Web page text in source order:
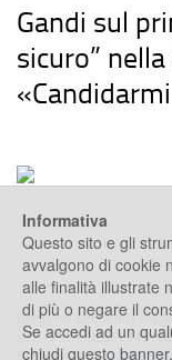
Gandi sul
sicuro”
Bergamo Economia
s.r.l. - P.IVA:
Bergamo s.r.l -Cookie
Informativa
Questo sito e gli
avvalgono di cookie
alle finalità illustrate
di più o negare il
Se accedi ad un
chiudi questo